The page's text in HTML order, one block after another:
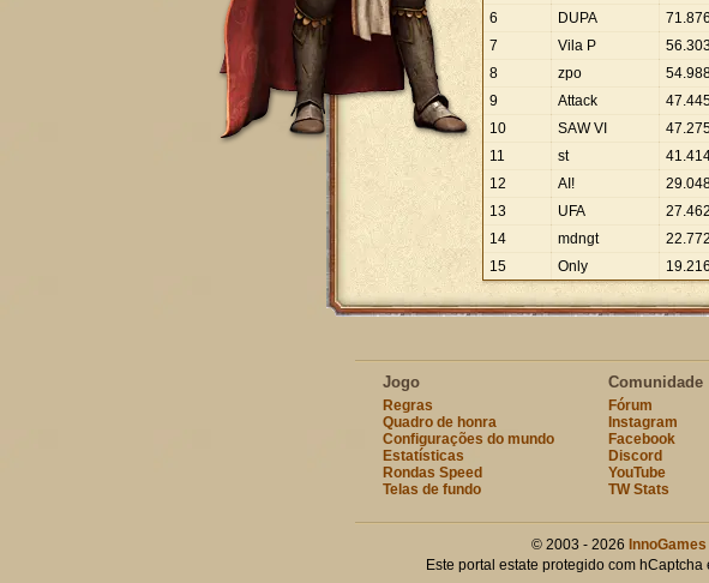
6
DUPA 71.876
7
Vila P 56.
8
zpo 54.
9
Attack 47.
10
SAW VI 47.
11
st 41.
12
AI! 29.
13
UFA 27.462
14
mdngt 22.772
15
Only 19.216
Jogo
Regras
Quadro de honra
Configurações do mundo
Estatísticas
Rondas Speed
Telas de fundo
Comunidade
Fórum
Instagram
Facebook
Discord
YouTube
TW Stats
© 2003 - 2026 InnoGames
Este portal estate protegido com hCaptcha